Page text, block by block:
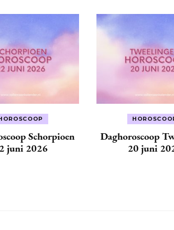
Schorpioen
juni 2026
Daghoroscoop
20 juni